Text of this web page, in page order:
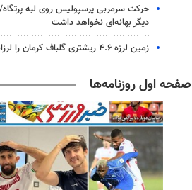
حرکت سرمربی پرسپولیس روی لبه پرتگاه/
دیگر بهانه‌ای نخواهد داشت
زمین لرزه ۴.۶ ریشتری گلباف کرمان را لرزاند
صفحه اول روزنامه‌ها